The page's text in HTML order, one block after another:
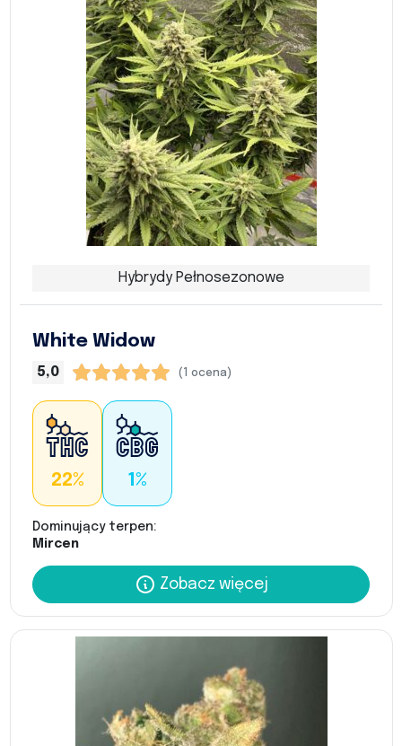
Hybrydy Pełnosezonowe
White Widow
5,0 (1 ocena)
22% 1%
Dominujący terpen:
Mircen
Zobacz więcej